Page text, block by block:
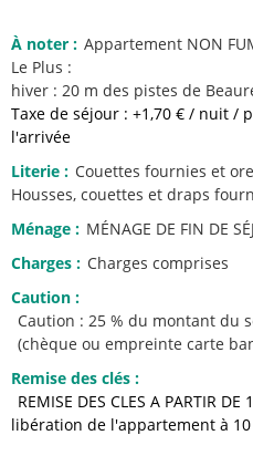
À noter : Appartement NON
Le Plus :
hiver : 20 m des pistes de
Taxe de séjour : +1,70 € / nuit /
l'arrivée
Literie : Couettes fournies et
Housses, couettes et draps
Ménage : MÉNAGE DE FIN DE
Charges : Charges comprises
Caution :
Caution : 25 % du montant du
(chèque ou empreinte carte
Remise des clés :
REMISE DES CLES A PARTIR
libération de l'appartement à